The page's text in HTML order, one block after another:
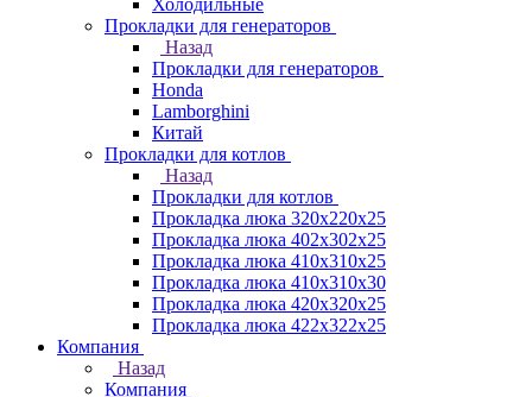
Холодильные
Прокладки для генераторов
Назад
Прокладки для генераторов
Honda
Lamborghini
Китай
Прокладки для котлов
Назад
Прокладки для котлов
Прокладка люка 320x220x25
Прокладка люка 402x302x25
Прокладка люка 410x310x25
Прокладка люка 410х310х30
Прокладка люка 420x320x25
Прокладка люка 422x322x25
Компания
Назад
Компания